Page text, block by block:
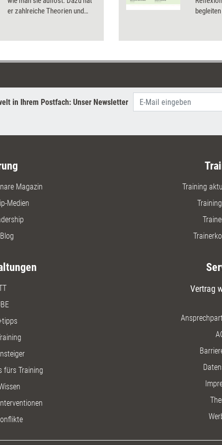
er zahlreiche Theorien und
auf sein umfangreiches Werk.
in Ihrem Postfach: Unser Newsletter
Magazin
Medien
Training
fürs Training
Vertrag